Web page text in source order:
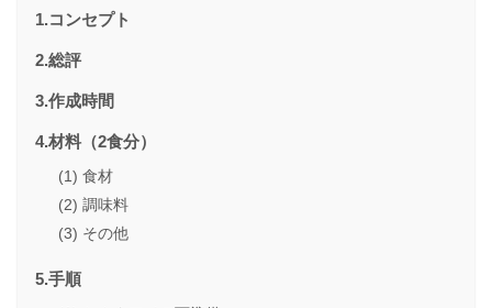
1.コンセプト
2.総評
3.作成時間
4.材料（2食分）
(1) 食材
(2) 調味料
(3) その他
5.手順